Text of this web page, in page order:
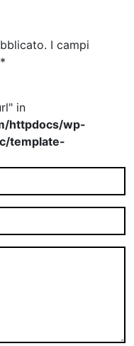
I campi
*
in
httpdocs/wp-
template-